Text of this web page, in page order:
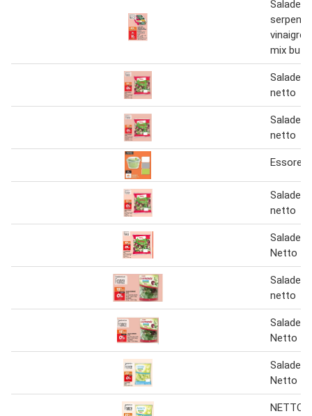
Salade
vinaigre
mix
Salade
netto
Salade
netto
Salade
netto
Salade
Netto
Salade
netto
Salade
Netto
Salade
Netto
NETTO